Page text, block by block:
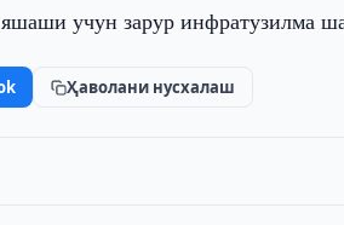
учун зарур инфратузилма
Ҳаволани нусхалаш